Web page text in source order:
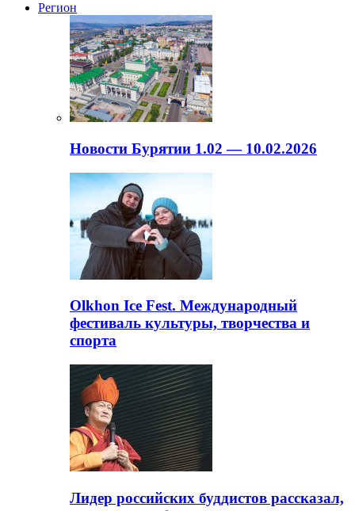
Регион
Новости Бурятии 1.02 — 10.02.2026
Olkhon Ice Fest. Международный
фестиваль культуры, творчества и
спорта
Лидер российских буддистов рассказал,